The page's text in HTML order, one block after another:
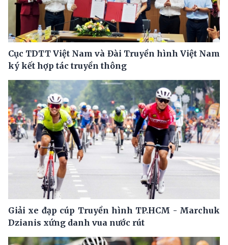
Cục TDTT Việt Nam và Đài Truyền hình Việt Nam
ký kết hợp tác truyền thông
Giải xe đạp cúp Truyền hình TP.HCM - Marchuk
Dzianis xứng danh vua nước rút